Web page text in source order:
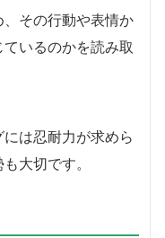
その行動や表情か
いるのかを読み取
は忍耐力が求めら
大切です。